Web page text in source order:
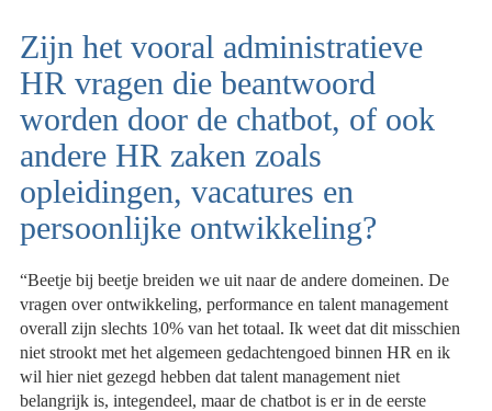
Zijn het vooral administratieve
HR vragen die beantwoord
worden door de chatbot, of ook
andere HR zaken zoals
opleidingen, vacatures en
persoonlijke ontwikkeling?
“Beetje bij beetje breiden we uit naar de andere domeinen. De
vragen over ontwikkeling, performance en talent management
overall zijn slechts 10% van het totaal. Ik weet dat dit misschien
niet strookt met het algemeen gedachtengoed binnen HR en ik
wil hier niet gezegd hebben dat talent management niet
belangrijk is, integendeel, maar de chatbot is er in de eerste